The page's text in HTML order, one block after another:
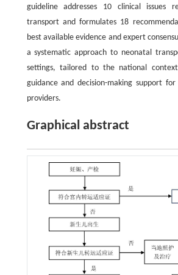
guideline addresses 10 clinical issues
transport and formulates 18
best available evidence and expert
a systematic approach to neonatal
settings, tailored to the national
guidance and decision-making support
providers.
Graphical abstract